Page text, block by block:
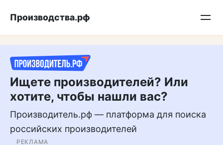
Подписывайтесь на нас в MAX
Производства.рф
Ищете производителей? Или
хотите, чтобы нашли вас?
Производитель.рф — платформа для поиска
российских производителей
РЕКЛАМА